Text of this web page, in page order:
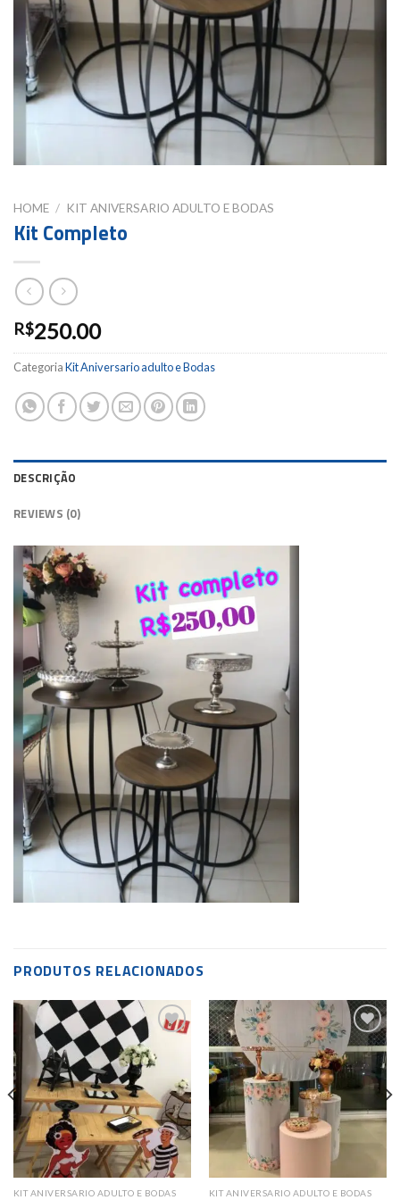
HOME / KIT ANIVERSARIO ADULTO E BODAS
Kit Completo
R$250.00
CategoriaKit Aniversario adulto e Bodas
DESCRIÇÃO
REVIEWS (0)
PRODUTOS RELACIONADOS
wishlist
KIT ANIVERSARIO ADULTO E BODAS
Add to
wishlist
KIT ANIVERSARIO ADULTO E BODAS